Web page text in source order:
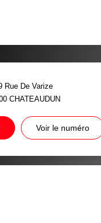
Rue De Varize
CHATEAUDUN
Voir le numéro